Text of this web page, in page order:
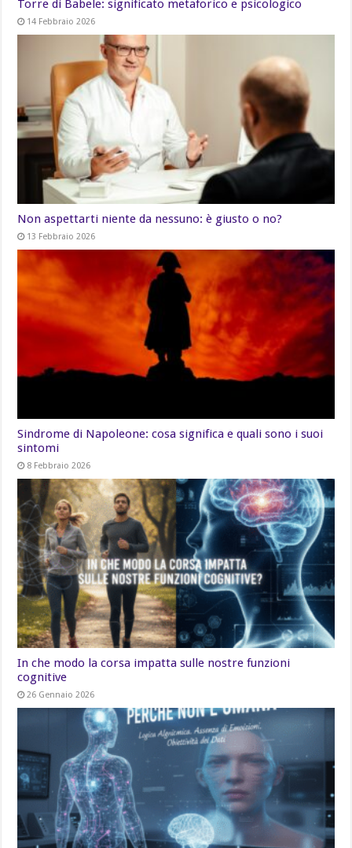
Torre di Babele: significato metaforico e psicologico
14 Febbraio 2026
Non aspettarti niente da nessuno: è giusto o no?
13 Febbraio 2026
Sindrome di Napoleone: cosa significa e quali sono i suoi
sintomi
8 Febbraio 2026
In che modo la corsa impatta sulle nostre funzioni
cognitive
26 Gennaio 2026